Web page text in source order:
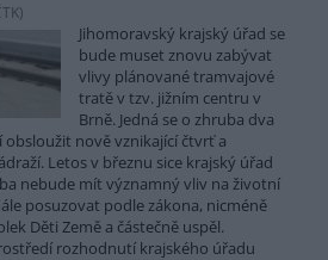
)
Jihomoravský krajský úřad se
bude muset znovu zabývat
vlivy plánované tramvajové
tratě v tzv. jižním centru v
Brně. Jedná se o zhruba dva
nově vznikající čtvrť a
Letos v březnu sice krajský úřad
nebude mít významný vliv na životní
posuzovat podle zákona, nicméně
Děti Země a částečně uspěl.
rozhodnutí krajského úřadu